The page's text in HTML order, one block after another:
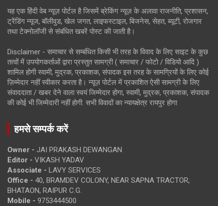
यह एक हिंदी वेब न्यूज़ पोर्टल है जिसमें ब्रेकिंग न्यूज़ के अलावा राजनीति, प्रशासन,
ट्रेंडिंग न्यूज, बॉलीवुड, खेल जगत, लाइफस्टाइल, बिजनेस, सेहत, ब्यूटी, रोजगार
तथा टेक्नोलॉजी से संबंधित खबरें पोस्ट की जाती है।
Disclaimer - समाचार से सम्बंधित किसी भी तरह के विवाद के लिए साइट के कुछ
तत्वों में उपयोगकर्ताओं द्वारा प्रस्तुत सामग्री ( समाचार / फोटो / विडियो आदि )
शामिल होगी स्वामी, मुद्रक, प्रकाशक, संपादक इस तरह के सामग्रियों के लिए कोई
ज़िम्मेदार नहीं स्वीकार करता है। न्यूज़ पोर्टल में प्रकाशित ऐसी सामग्री के लिए
संवाददाता / खबर देने वाला स्वयं जिम्मेदार होगा, स्वामी, मुद्रक, प्रकाशक, संपादक
की कोई भी जिम्मेदारी नहीं होगी. सभी विवादों का न्यायक्षेत्र रायपुर होगा
हमसे सम्पर्क करें
Owner - JAI PRAKASH DEWANGAN
Editor - VIKASH YADAV
Associate - LAVY SERVICES
Office - 40, BRAMDEV COLONY, NEAR SAPNA TRACTOR,
BHATAON, RAIPUR C.G.
Mobile - 9753444500